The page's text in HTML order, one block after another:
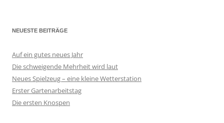
NEUESTE BEITRÄGE
Auf ein gutes neues Jahr
Die schweigende Mehrheit wird laut
Neues Spielzeug – eine kleine Wetterstation
Erster Gartenarbeitstag
Die ersten Knospen